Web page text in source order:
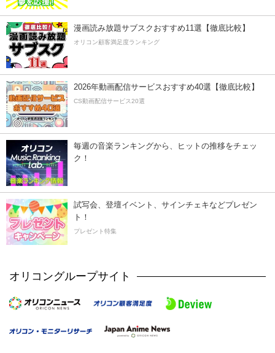
漫画読み放題サブスクおすすめ11選【徹底比較】
オリコン顧客満足度ランキング
2026年動画配信サービスおすすめ40選【徹底比較】
CS動画配信サービス20選
毎週の音楽ランキングから、ヒットの推移をチェッ
ク！
試写会、登壇イベント、サインチェキなどプレゼン
ト！
プレゼント特集
オリコングループサイト